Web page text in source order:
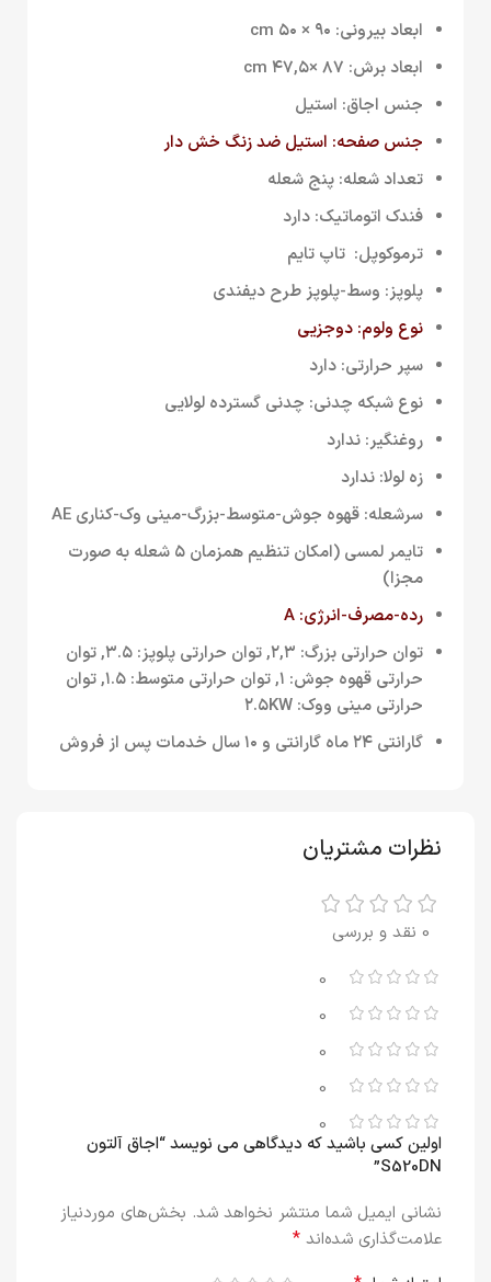
ابعاد بیرونی: ۹۰ × ۵۰ cm
ابعاد برش: ۸۷ ×۴۷,۵ cm
جنس اجاق: استیل
جنس صفحه: استیل ضد زنگ خش دار
تعداد شعله: پنج شعله
فندک اتوماتیک: دارد
ترموکوپل: تاپ تایم
پلوپز: وسط-پلوپز طرح دیفندی
نوع ولوم: دوجزیی
سپر حرارتی: دارد
نوع شبکه چدنی: چدنی گسترده لولایی
روغنگیر: ندارد
زه لولا: ندارد
سرشعله: قهوه جوش-متوسط-بزرگ-مینی وک-کناری AE
تایمر لمسی (امکان تنظیم همزمان ۵ شعله به صورت
مجزا)
رده-مصرف-انرژی: A
توان حرارتی بزرگ: ۲,۳, توان حرارتی پلوپز: ۳.۵, توان
حرارتی قهوه جوش: ۱, توان حرارتی متوسط: ۱.۵, توان
حرارتی مینی ووک: ۲.۵KW
گارانتی ۲۴ ماه گارانتی و ۱۰ سال خدمات پس از فروش
نظرات مشتریان
0 نقد و بررسی
0
0
0
0
0
اولین کسی باشید که دیدگاهی می نویسد “اجاق آلتون
S520DN”
نشانی ایمیل شما منتشر نخواهد شد. بخش‌های موردنیاز
علامت‌گذاری شده‌اند *